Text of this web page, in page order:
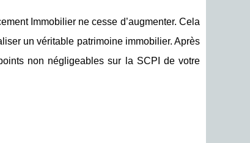
Immobilier ne cesse d’augmenter. Cela
un véritable patrimoine immobilier. Après
non négligeables sur la SCPI de votre